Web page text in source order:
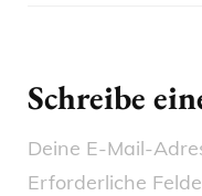
Schreibe
Deine E-Mail-
Erforderliche